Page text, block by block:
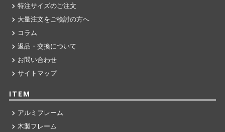
特注サイズのご注文
大量注文をご検討の方へ
コラム
返品・交換について
お問い合わせ
サイトマップ
ITEM
アルミフレーム
木製フレーム